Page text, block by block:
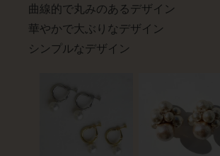
曲線的で丸みのあるデザイン
華やかで大ぶりなデザイン
シンプルなデザイン